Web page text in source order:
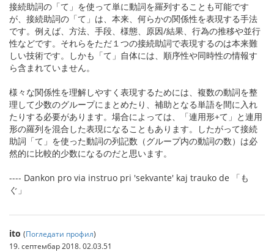
接続助詞の「て」を使って単に動詞を羅列することも可能です
が、接続助詞の「て」は、本来、何らかの関係性を表現する手法
です。例えば、方法、手段、様態、原因/結果、行為の推移や並行
性などです。それらをただ１つの接続助詞で表現するのは本来難
しい技術です。しかも「て」自体には、順序性や同時性の情報す
ら含まれていません。
様々な関係性を理解しやすく表現するためには、複数の動詞を整
理して少数のグループにまとめたり、補助となる単語を間に入れ
たりする必要があります。場合によっては、「連用形+て」と連用
形の羅列を混合した表現になることもあります。したがって接続
助詞「て」を使った動詞の列記数（グループ内の動詞の数）は必
然的に比較的少数になるのだと思います。
---- Dankon pro via instruo pri 'sekvante' kaj trauko de 「も
ぐ」
ito (Погледати профил)
19. септембар 2018. 02.03.51